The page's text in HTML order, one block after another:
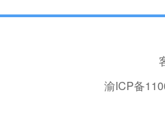
渝ICP备